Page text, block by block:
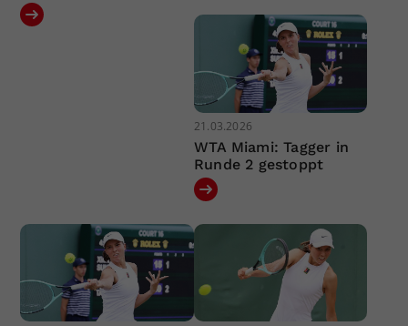
21.03.2026
WTA Miami: Tagger in
Runde 2 gestoppt